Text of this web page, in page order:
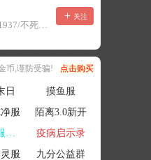
无限恐怖762251937/不死者末日1080207504
关注
币,谨防受骗! 点击购买
日
摸鱼服
服
陌离3.0新开
V3.0开服联机
疫病启示录
服 九分公益群